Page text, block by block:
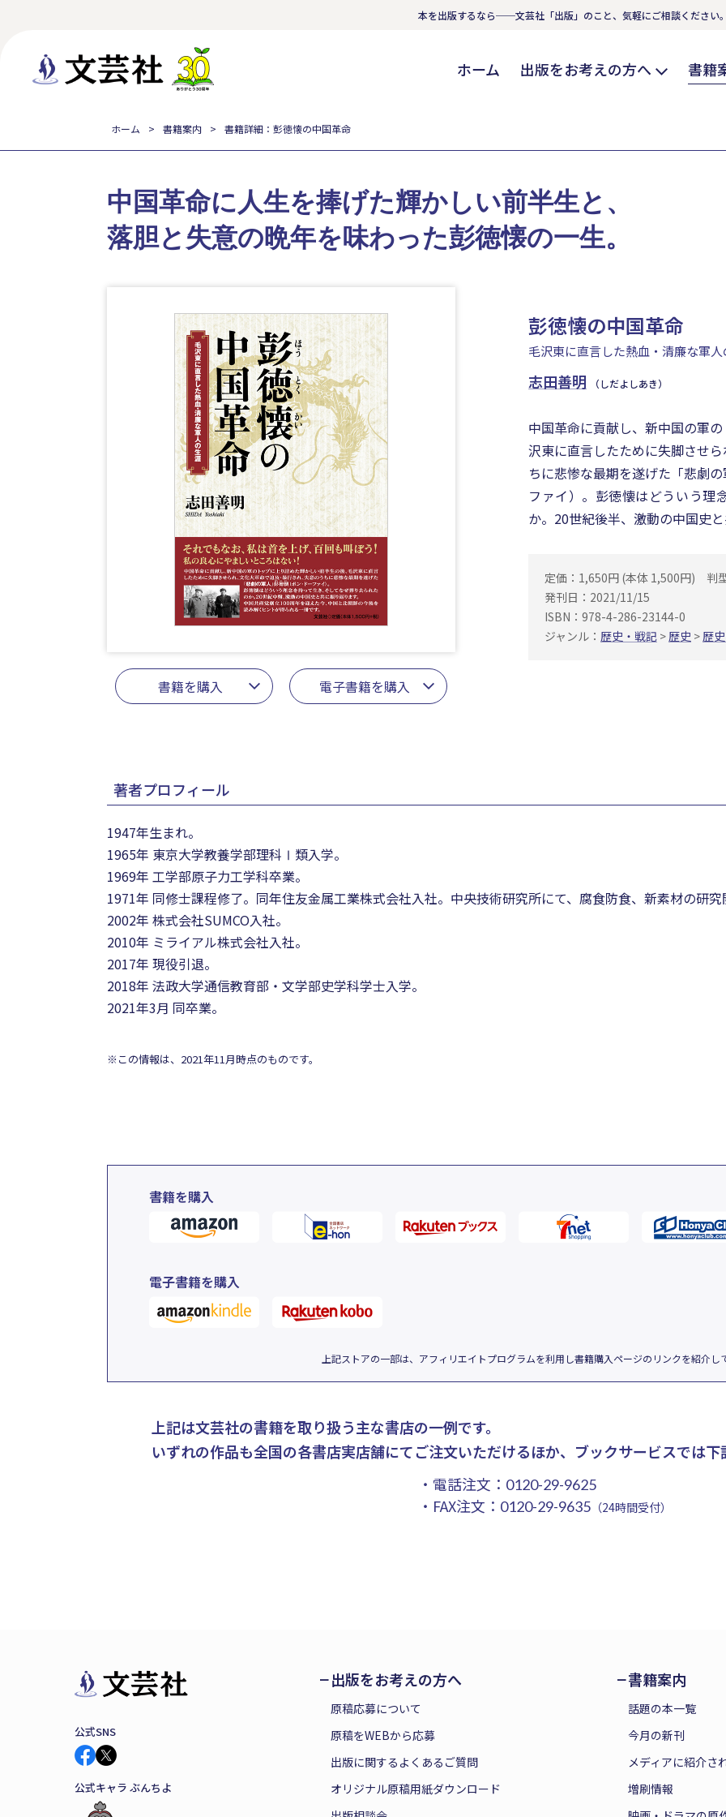
本を出版するなら──文芸社「出版」のこと、気軽にご相談ください。
ホーム 出版をお考えの方へ 書籍
ホーム 書籍案内 書籍詳細：彭徳懐の中国革命
彭徳懐の中国革命
毛沢東に直言した熱血・清廉な軍
志田善明 （しだよしあき）
書籍を購入 電子書籍を購入
中国革命に人生を捧げた輝かしい前半生と、
落胆と失意の晩年を味わった彭徳懐の一生。
中国革命に貢献し、新中国の軍
沢東に直言したために失脚させ
ちに悲惨な最期を遂げた「悲劇
ファイ）。彭徳懐はどういう理
か。20世紀後半、激動の中国史と
定価：1,650円 (本体 1,500円) 判
発刊日：2021/11/15
ISBN：978-4-286-23144-0
ジャンル： 歴史・戦記 >歴史 >歴
著者プロフィール
1947年生まれ。
1965年 東京大学教養学部理科Ⅰ類入学。
1969年 工学部原子力工学科卒業。
1971年 同修士課程修了。同年住友金属工業株式会社入社。中央技術研究所にて、腐食防食、新素材の研究
2002年 株式会社SUMCO入社。
2010年 ミライアル株式会社入社。
2017年 現役引退。
2018年 法政大学通信教育部・文学部史学科学士入学。
2021年3月 同卒業。
※この情報は、2021年11月時点のものです。
書籍を購入
電子書籍を購入
上記ストアの一部は、アフィリエイトプログラムを利用し書籍購入ページのリンクを紹介し
上記は文芸社の書籍を取り扱う主な書店の一例です。
いずれの作品も全国の各書店実店舗にてご注文いただけるほか、ブックサービスでは下
・電話注文： 0120-29-9625
・FAX注文： 0120-29-9635（24時間受付）
公式SNS
公式キャラ ぶんちよ
出版をお考えの方へ
原稿応募について
原稿をWEBから応募
出版に関するよくあるご質問
オリジナル原稿用紙ダウンロード
書籍案内
話題の本一覧
今月の新刊
メディアに紹介さ
増刷情報